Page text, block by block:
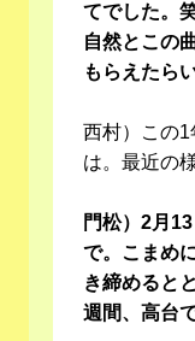
てでした。
自然とこの
もらえたら
西村）この
は。最近の
門松）2月
で。こまめ
き締めると
週間、高台